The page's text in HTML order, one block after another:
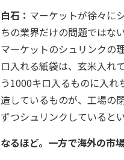
白石： マーケットが徐々に
ちの業界だけの問題ではな
マーケットのシュリンクの
ロ入れる紙袋は、玄米入れ
う1000キロ入るものに入
造しているものが、工場の
ずつシュリンクしていると
なるほど。一方で海外の市